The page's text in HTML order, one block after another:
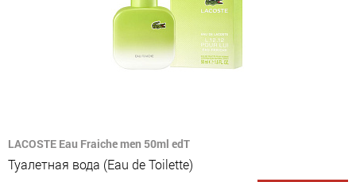
LACOSTE Eau Fraiche men 50ml edT
Туалетная вода (Eau de Toilette)